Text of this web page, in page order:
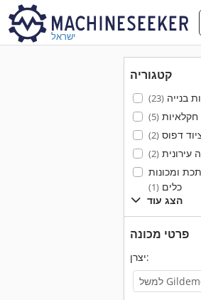
ישראל
קטגוריה
בנייה(23)
חקלאיות(5)
דפוס(2)
עירונית(2)
ומכונות
כלים(1)
הצג עוד
פרטי מכונה
יצרן: